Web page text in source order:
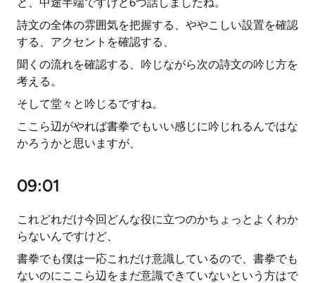
詩文の全体の雰囲気を把握する、ややこしい設置を確認
する、アクセントを確認する、
聞くの流れを確認する、吟じながら次の詩文の吟じ方を
考える。
そして堂々と吟じるですね。
ここら辺がやれば書拳でもいい感じに吟じれるんではな
かろうかと思いますが、
09:01
これどれだけ今回どんな役に立つのかちょっとよくわか
らないんですけど、
書拳でも僕は一応これだけ意識しているので、書拳でも
ないのにここら辺をまだ意識できていないという方はで